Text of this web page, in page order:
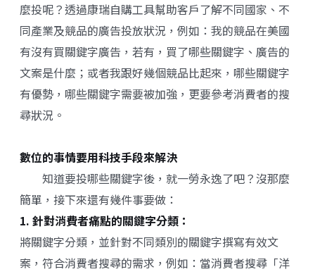
麼投呢？透過康瑞自購工具幫助客戶了解不同國家、不
同產業及競品的廣告投放狀況，例如：我的競品在美國
有沒有買關鍵字廣告，若有，買了哪些關鍵字、廣告的
文案是什麼；或者我跟好幾個競品比起來，哪些關鍵字
有優勢，哪些關鍵字需要被加強，更要參考消費者的搜
尋狀況。
數位的事情要用科技手段來解決
知道要投哪些關鍵字後，就一勞永逸了吧？沒那麼
簡單，接下來還有幾件事要做：
1. 針對消費者痛點的關鍵字分類：
將關鍵字分類，並針對不同類別的關鍵字撰寫有效文
案，符合消費者搜尋的需求，例如：當消費者搜尋「洋